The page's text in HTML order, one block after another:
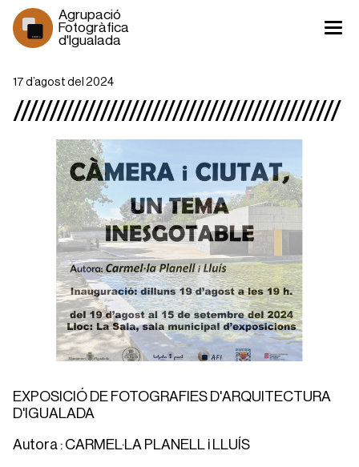
Agrupació
Fotogràfica
d'Igualada
1930 >
/////////////////////////////////////////////
EXPOSICIÓ DE FOTOGRAFIES D'ARQUITECTURA
D'IGUALADA
Autora : CARMEL·LA PLANELL i LLUÍS
17 d’agost del 2024